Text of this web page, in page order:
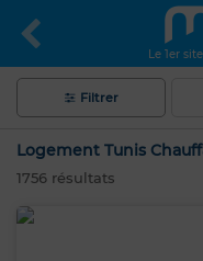
Le 1er
Filtrer
Logement Tunis
1756 résultats